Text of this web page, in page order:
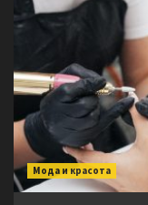
Мода и красота